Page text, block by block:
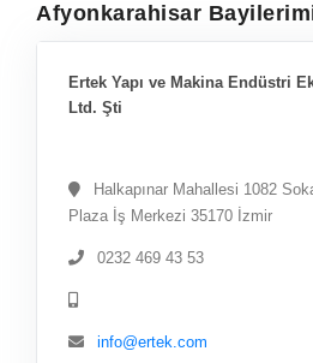
Afyonkarahisar
Ertek Yapı ve Makina Endüstri
Ltd. Şti
Halkapınar Mahallesi 1082
Plaza İş Merkezi 35170 İzmir
0232 469 43 53
info@ertek.com